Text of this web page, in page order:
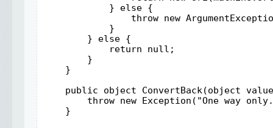
            } else {
throw new
            }
        } else {
            return null;
        }
    }
public object ConvertBack(object
throw new Exception("One way
    }